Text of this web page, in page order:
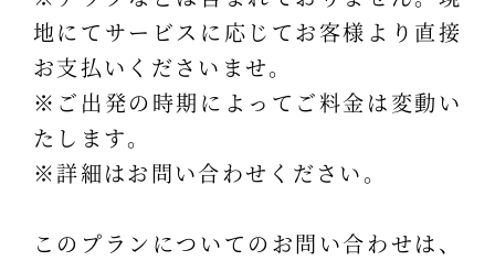
地にてサービスに応じてお客様より直接
お支払いくださいませ。
※ご出発の時期によってご料金は変動い
たします。
※詳細はお問い合わせください。
このプランについてのお問い合わせは、